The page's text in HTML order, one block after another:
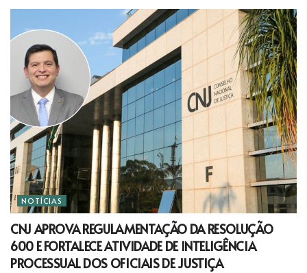
NOTÍCIAS
CNJ APROVA REGULAMENTAÇÃO DA RESOLUÇÃO
600 E FORTALECE ATIVIDADE DE INTELIGÊNCIA
PROCESSUAL DOS OFICIAIS DE JUSTIÇA